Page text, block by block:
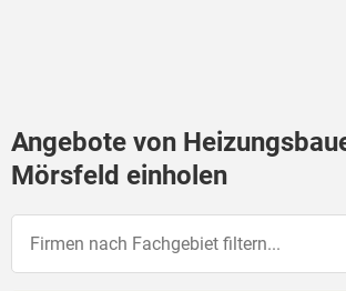
Angebote von
Mörsfeld einholen